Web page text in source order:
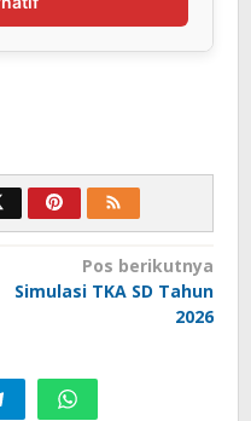
Pos berikutnya
Simulasi TKA SD Tahun
2026